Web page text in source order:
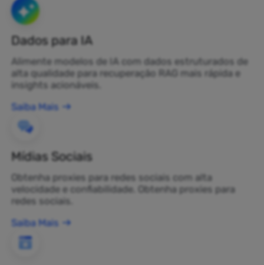
Dados para IA
Alimente modelos de IA com dados estruturados de
alta qualidade para recuperação RAG mais rápida e
insights acionáveis.
Saiba Mais
Mídias Sociais
Obtenha proxies para redes sociais com alta
velocidade e confiabilidade. Obtenha proxies para
redes sociais.
Saiba Mais